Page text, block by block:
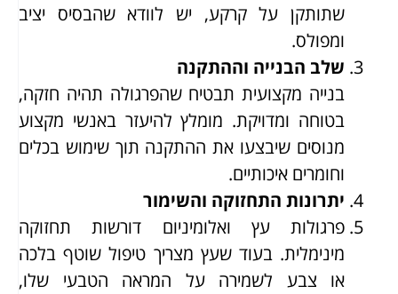
שתותקן על קרקע, יש לוודא שהבסיס יציב
ומפולס.
שלב הבנייה וההתקנה
בנייה מקצועית תבטיח שהפרגולה תהיה חזקה,
בטוחה ומדויקת. מומלץ להיעזר באנשי מקצוע
מנוסים שיבצעו את ההתקנה תוך שימוש בכלים
וחומרים איכותיים.
יתרונות התחזוקה והשימור
פרגולות עץ ואלומיניום דורשות תחזוקה
מינימלית. בעוד שעץ מצריך טיפול שוטף בלכה
או צבע לשמירה על המראה הטבעי שלו,